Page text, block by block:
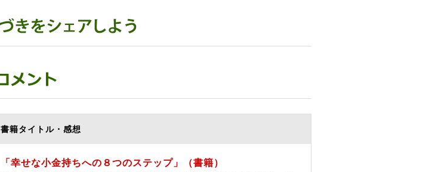
書籍タイトル・感想
「幸せな小金持ちへの８つのステップ」（書籍）